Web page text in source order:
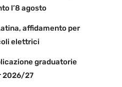
l’8 agosto
affidamento per
elettrici
graduatorie
2026/27